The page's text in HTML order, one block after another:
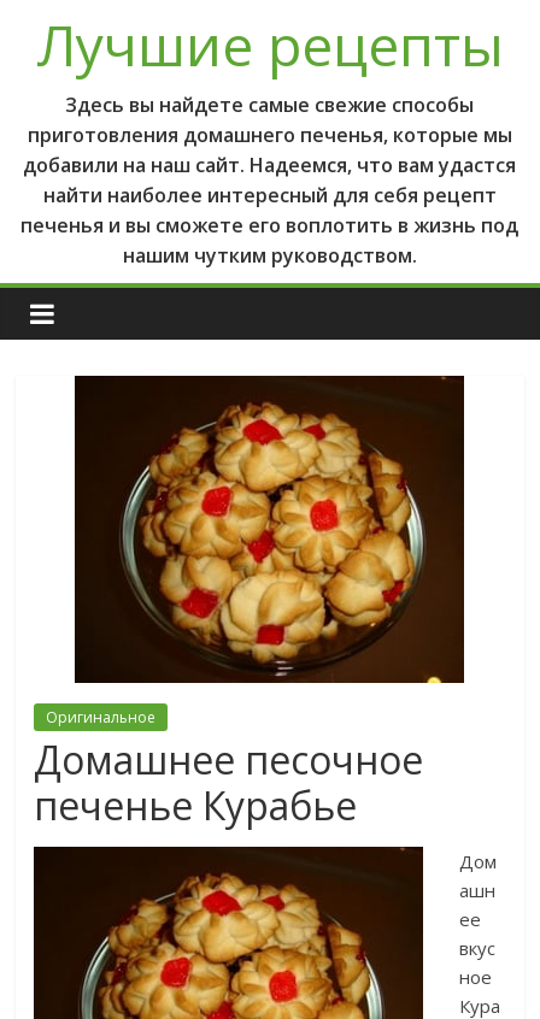
Лучшие рецепты
Здесь вы найдете самые свежие способы
приготовления домашнего печенья, которые мы
добавили на наш сайт. Надеемся, что вам удастся
найти наиболее интересный для себя рецепт
печенья и вы сможете его воплотить в жизнь под
нашим чутким руководством.
Оригинальное
Домашнее песочное
печенье Курабье
Дом
ашн
ее
вкус
ное
Кура